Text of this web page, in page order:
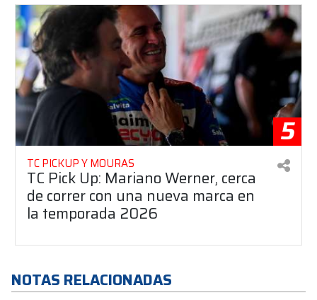
5
TC PICKUP Y MOURAS
TC Pick Up: Mariano Werner, cerca
de correr con una nueva marca en
la temporada 2026
NOTAS RELACIONADAS